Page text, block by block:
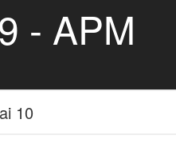
- APM
10